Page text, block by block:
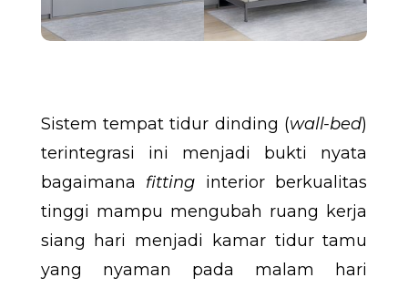
Sistem tempat tidur dinding (wall-bed)
terintegrasi ini menjadi bukti nyata
bagaimana fitting interior berkualitas
tinggi mampu mengubah ruang kerja
siang hari menjadi kamar tidur tamu
yang nyaman pada malam hari